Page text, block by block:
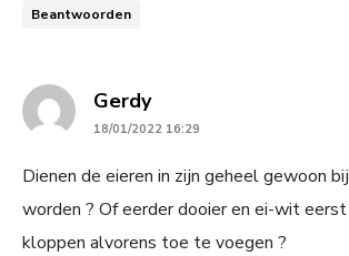
Beantwoorden
Gerdysays:
18/01/2022 16:29
Dienen de eieren in zijn geheel gewoon
worden ? Of eerder dooier en ei-wit
kloppen alvorens toe te voegen ?